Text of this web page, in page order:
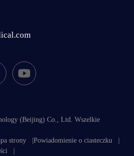
(Beijing) Co., Ltd. Wszelkie
strony |Powiadomienie o ciasteczku